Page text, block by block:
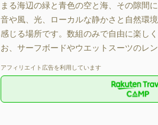
まる海辺の緑と青色の空と海、その隙間
音や風、光、ローカルな静かさと自然環
感じる場所です。数組のみで自由に楽し
お、サーフボードやウエットスーツのレン
アフィリエイト広告を利用しています